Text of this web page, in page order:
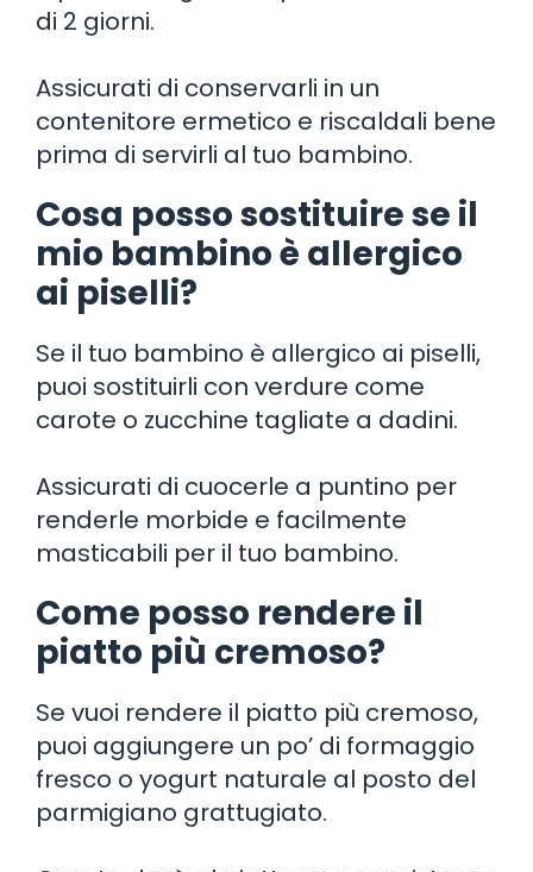
di 2 giorni.
Assicurati di conservarli in un
contenitore ermetico e riscaldali bene
prima di servirli al tuo bambino.
Cosa posso sostituire se il
mio bambino è allergico
ai piselli?
Se il tuo bambino è allergico ai piselli,
puoi sostituirli con verdure come
carote o zucchine tagliate a dadini.
Assicurati di cuocerle a puntino per
renderle morbide e facilmente
masticabili per il tuo bambino.
Come posso rendere il
piatto più cremoso?
Se vuoi rendere il piatto più cremoso,
puoi aggiungere un po’ di formaggio
fresco o yogurt naturale al posto del
parmigiano grattugiato.